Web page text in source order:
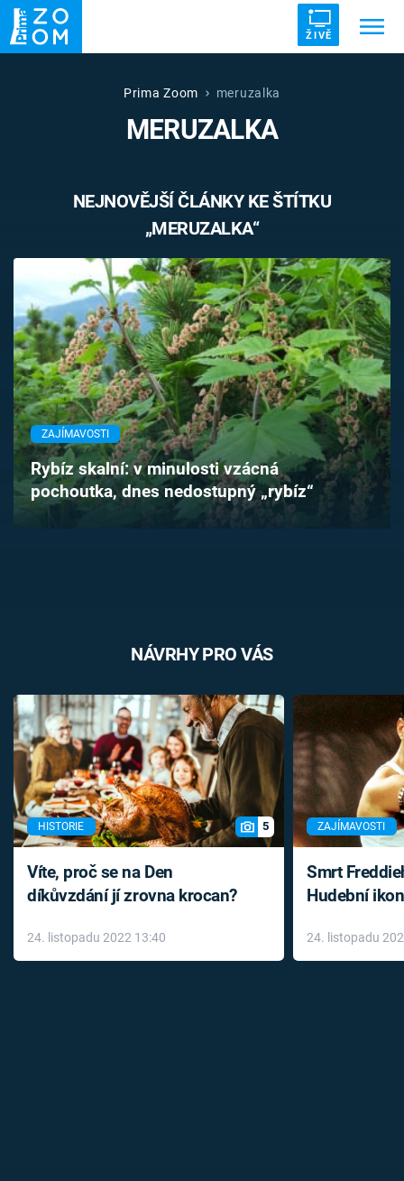
ŽIVĚ
DRUHÁ SVĚTOVÁ VÁLKA
VETŘELCI DÁVNOVĚKU
Témata
Pořady
TV Program
Časopis
Sledujte prima+
Prima Zoom meruzalka
MERUZALKA
NEJNOVĚJŠÍ ČLÁNKY KE ŠTÍTKU
„MERUZALKA“
ZAJÍMAVOSTI
Rybíz skalní: v minulosti vzácná
pochoutka, dnes nedostupný „rybíz“
NÁVRHY PRO VÁS
HISTORIE 5
Víte, proč se na Den
díkůvzdání jí zrovna krocan?
24. listopadu 2022 13:40
ZAJÍMAVOSTI
Smrt
Hudební
léky
24. listopadu